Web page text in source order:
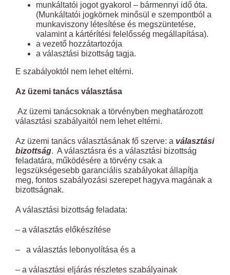
munkáltatói jogot gyakorol – bármennyi idő óta.
(Munkáltatói jogkörnek minősül e szempontból a
munkaviszony létesítése és megszüntetése,
valamint a kártérítési felelősség megállapítása).
a vezető hozzátartozója
a választási bizottság tagja.
E szabályoktól nem lehet eltérni.
Az üzemi tanács választása
Az üzemi tanácsoknak a törvényben meghatározott
választási szabályaitól nem lehet eltérni.
Az üzemi tanács választásának fő szerve: a választási
bizottság. A választásra és a választási bizottság
feladatára, működésére a törvény csak a
legszükségesebb garanciális szabályokat állapítja
meg, fontos szabályozási szerepet hagyva magának a
bizottságnak.
A választási bizottság feladata:
– a választás előkészítése
– a választás lebonyolítása és a
– a választási eljárás részletes szabályainak